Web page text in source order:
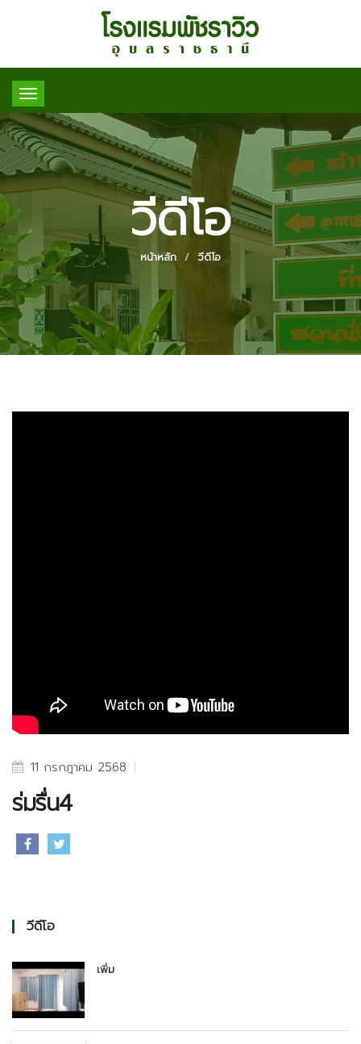
Toggle
navigation
วีดีโอ
หน้าหลัก วีดีโอ
11 กรกฎาคม 2568
ร่มรื่น4
วีดีโอ
เพิ่ม